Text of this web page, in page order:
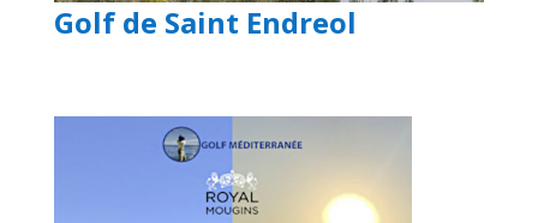
Golf de Saint Endreol